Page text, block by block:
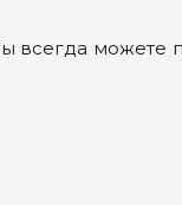
можете